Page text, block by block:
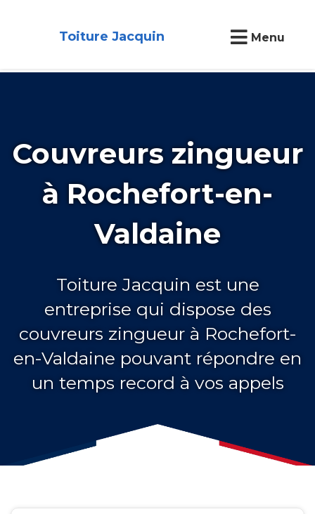
Toiture Jacquin Menu
Couvreurs zingueur
à Rochefort-en-
Valdaine
Toiture Jacquin est une
entreprise qui dispose des
couvreurs zingueur à Rochefort-
en-Valdaine pouvant répondre en
un temps record à vos appels